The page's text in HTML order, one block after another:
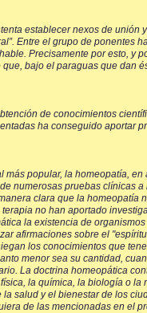
establecer nexos de
Entre el grupo de ponentes
Precisamente por esto, y
bajo el paraguas que dan
de conocimientos
ha conseguido aportar
más popular, la homeopatía,
numerosas pruebas clínicas
clara que la homeopatía
no han aportado
la existencia de
afirmaciones sobre el
los conocimientos que
menor sea su cantidad,
La doctrina homeopática
la química, la biología o
salud y el bienestar de los
de las mencionadas en el